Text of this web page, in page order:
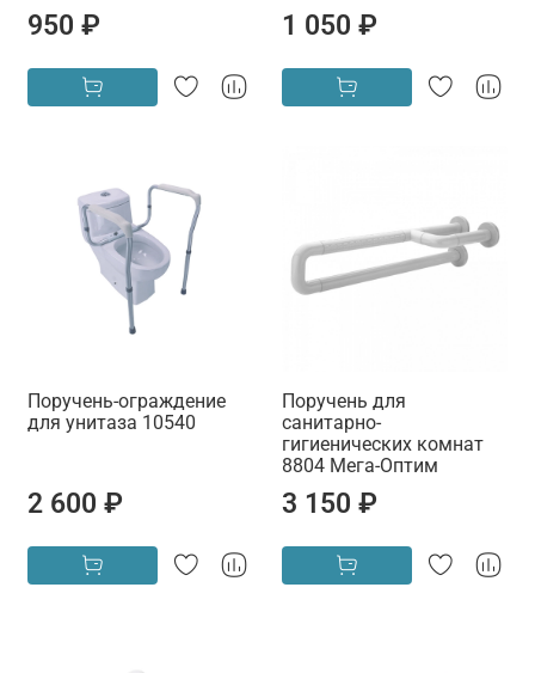
950 ₽ 1 050 ₽
Поручень-ограждение
для унитаза 10540
2 600 ₽
Поручень для
санитарно-
гигиенических комнат
8804 Мега-Оптим
3 150 ₽